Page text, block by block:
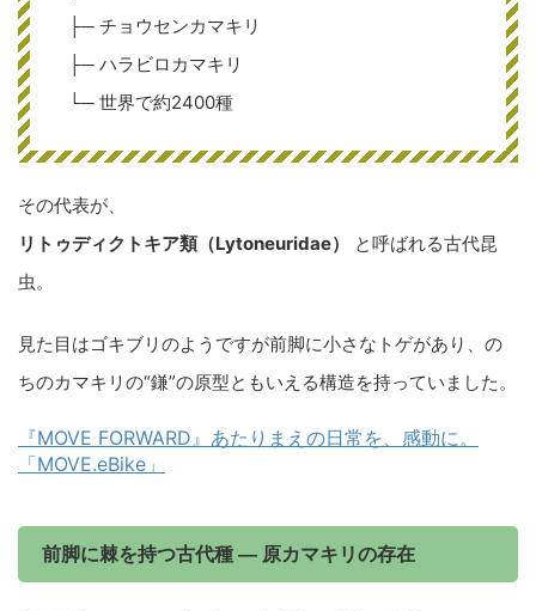
├─ チョウセンカマキリ
├─ ハラビロカマキリ
└─ 世界で約2400種
その代表が、
リトゥディクトキア類（Lytoneuridae）
と呼ばれる古代昆
虫。
見た目はゴキブリのようですが前脚に小さなトゲがあり、の
ちのカマキリの“鎌”の原型ともいえる構造を持っていました。
『MOVE FORWARD』あたりまえの日常を、感動に。
「MOVE.eBike」
前脚に棘を持つ古代種 ― 原カマキリの存在